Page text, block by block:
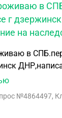
в
г
на
в
смерти
обращаться
№4864497,